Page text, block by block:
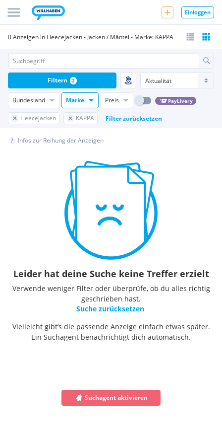
Einloggen
0 Anzeigen in Fleecejacken - Jacken / Mäntel - Marke: KAPPA
Bundesland Marke Preis PayLivery
Fleecejacken KAPPA Filter zurücksetzen
Filtern 2
Infos zur Reihung der Anzeigen
Leider hat deine Suche keine Treffer erzielt
Verwende weniger Filter oder überprüfe, ob du alles richtig
geschrieben hast.
Suche zurücksetzen
Vielleicht gibt’s die passende Anzeige einfach etwas später.
Ein Suchagent benachrichtigt dich automatisch.
Suchagent aktivieren